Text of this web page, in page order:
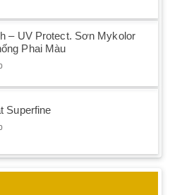
– UV Protect. Sơn Mykolor
Phai Màu
Superfine